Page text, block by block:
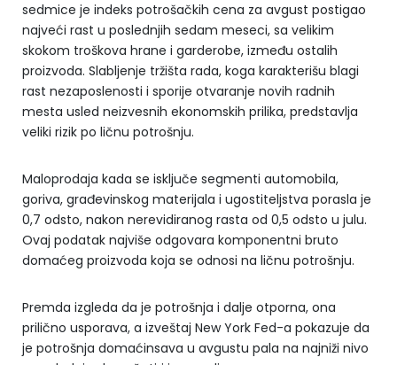
sedmice je indeks potrošačkih cena za avgust postigao
najveći rast u poslednjih sedam meseci, sa velikim
skokom troškova hrane i garderobe, između ostalih
proizvoda. Slabljenje tržišta rada, koga karakterišu blagi
rast nezaposlenosti i sporije otvaranje novih radnih
mesta usled neizvesnih ekonomskih prilika, predstavlja
veliki rizik po ličnu potrošnju.
Maloprodaja kada se isključe segmenti automobila,
goriva, građevinskog materijala i ugostiteljstva porasla je
0,7 odsto, nakon nerevidiranog rasta od 0,5 odsto u julu.
Ovaj podatak najviše odgovara komponentni bruto
domaćeg proizvoda koja se odnosi na ličnu potrošnju.
Premda izgleda da je potrošnja i dalje otporna, ona
prilično usporava, a izveštaj New York Fed-a pokazuje da
je potrošnja domaćinsava u avgustu pala na najniži nivo